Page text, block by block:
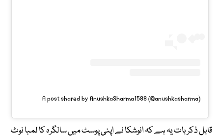
A post shared by AnushkaSharma1588 (@anushkasharma)
قابل ذکر بات یہ ہے کہ انوشکا نے اپنی پوسٹ میں سالگرہ کا لمبا نوٹ